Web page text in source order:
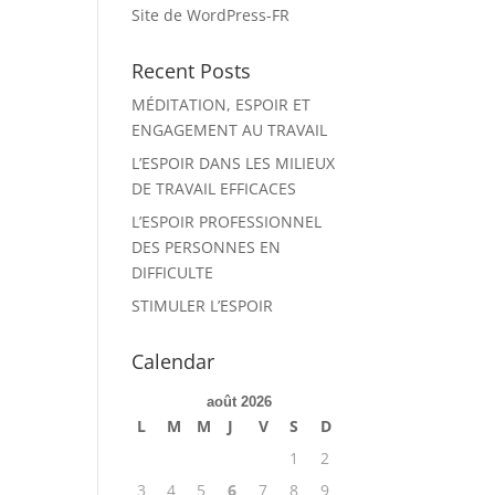
Site de WordPress-FR
Recent Posts
MÉDITATION, ESPOIR ET
ENGAGEMENT AU TRAVAIL
L’ESPOIR DANS LES MILIEUX
DE TRAVAIL EFFICACES
L’ESPOIR PROFESSIONNEL
DES PERSONNES EN
DIFFICULTE
STIMULER L’ESPOIR
Calendar
août 2026
L M M J V S
D
1
2
3
4 5 6 7 8 9